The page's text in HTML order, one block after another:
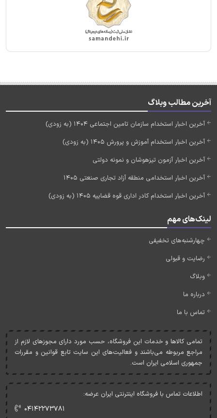
آخرین مطالب وبلاگ
آخرین اخبار استخدام سازمان تامین اجتماعی 1404 (به زودی)
آخرین اخبار استخدام آموزش و پرورش 1405 (به زودی)
آخرین اخبار آزمون تیزهوشان و نمونه دولتی
آخرین اخبار استخدامی منطقه آزاد تجاری صنعتی 1405
آخرین اخبار استخدام کادر اداری قوه قضاییه 1405 (به زودی)
لینک‌های مهم
چهارشنبه‌های تخفیفی
رضایت و قبولی
وبلاگ
درباره ما
تماس با ما
تمامی کالاها و خدمات اين فروشگاه، حسب مورد دارای مجوزهای لازم از
مراجع مربوطه می‌باشند و فعاليت‌های اين سايت تابع قوانين و مقررات
جمهوری اسلامی ايران است.
اطلاعات تماس با فروشگاه اینترنتی ایران عرضه:
۰۴۱۴۲۲۷۳۷۸۱